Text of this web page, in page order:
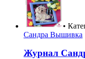
•
Сандра Вышивка
Журнал